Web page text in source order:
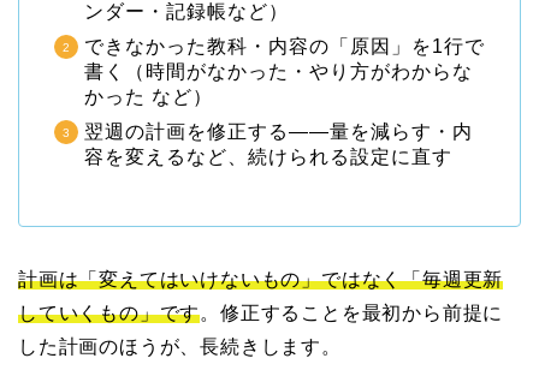
ンダー・記録帳など）
できなかった教科・内容の「原因」を1行で
書く（時間がなかった・やり方がわからな
かった など）
翌週の計画を修正する——量を減らす・内
容を変えるなど、続けられる設定に直す
計画は「変えてはいけないもの」ではなく「毎週更新
していくもの」です。修正することを最初から前提に
した計画のほうが、長続きします。